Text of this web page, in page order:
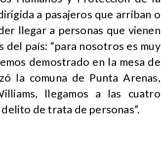
a pasajeros que arriban o
llegar a personas que vienen
país: “para nosotros es muy
demostrado en la mesa de
la comuna de Punta Arenas,
llegamos a las cuatro
de trata de personas”.